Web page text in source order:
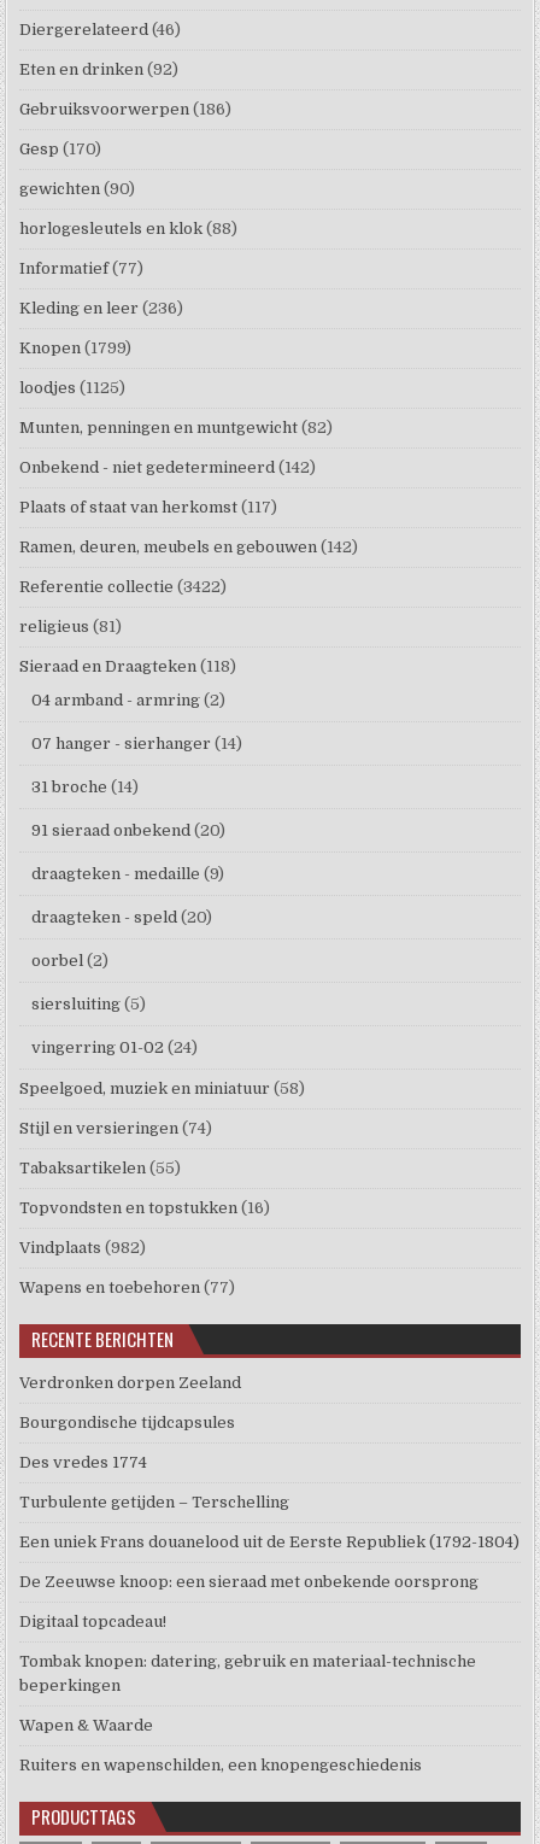
Diergerelateerd (46)
Eten en drinken (92)
Gebruiksvoorwerpen (186)
Gesp (170)
gewichten (90)
horlogesleutels en klok (88)
Informatief (77)
Kleding en leer (236)
Knopen (1799)
loodjes (1125)
Munten, penningen en muntgewicht (82)
Onbekend - niet gedetermineerd (142)
Plaats of staat van herkomst (117)
Ramen, deuren, meubels en gebouwen (142)
Referentie collectie (3422)
religieus (81)
Sieraad en Draagteken (118)
04 armband - armring (2)
07 hanger - sierhanger (14)
31 broche (14)
91 sieraad onbekend (20)
draagteken - medaille (9)
draagteken - speld (20)
oorbel (2)
siersluiting (5)
vingerring 01-02 (24)
Speelgoed, muziek en miniatuur (58)
Stijl en versieringen (74)
Tabaksartikelen (55)
Topvondsten en topstukken (16)
Vindplaats (982)
Wapens en toebehoren (77)
RECENTE BERICHTEN
Verdronken dorpen Zeeland
Bourgondische tijdcapsules
Des vredes 1774
Turbulente getijden – Terschelling
Een uniek Frans douanelood uit de Eerste Republiek (1792-1804)
De Zeeuwse knoop: een sieraad met onbekende oorsprong
Digitaal topcadeau!
Tombak knopen: datering, gebruik en materiaal-technische
beperkingen
Wapen & Waarde
Ruiters en wapenschilden, een knopengeschiedenis
PRODUCTTAGS